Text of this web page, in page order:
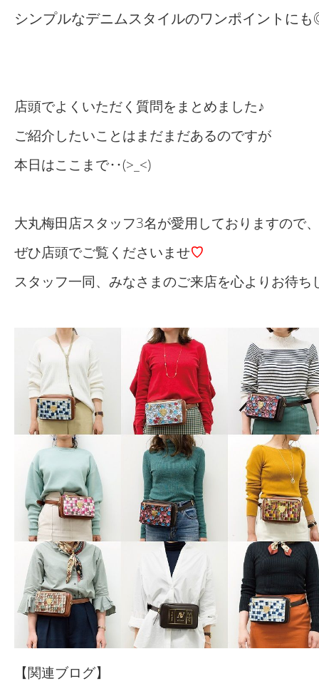
シンプルなデニムスタイルのワンポイントに
店頭でよくいただく質問をまとめました♪
ご紹介したいことはまだまだあるのですが
本日はここまで‥(>_<)
大丸梅田店スタッフ3名が愛用しておりますので、
ぜひ店頭でご覧くださいませ♡
スタッフ一同、みなさまのご来店を心よりお待ち
【関連ブログ】